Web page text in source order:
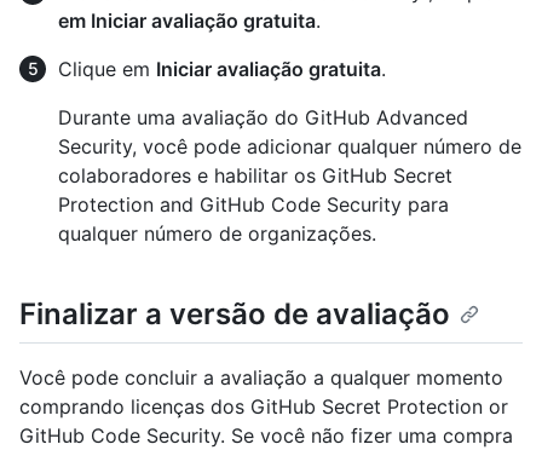
em Iniciar avaliação gratuita.
Clique em Iniciar avaliação gratuita.
Durante uma avaliação do GitHub Advanced
Security, você pode adicionar qualquer número de
colaboradores e habilitar os GitHub Secret
Protection and GitHub Code Security para
qualquer número de organizações.
Finalizar a versão de avaliação
Você pode concluir a avaliação a qualquer momento
comprando licenças dos GitHub Secret Protection or
GitHub Code Security. Se você não fizer uma compra